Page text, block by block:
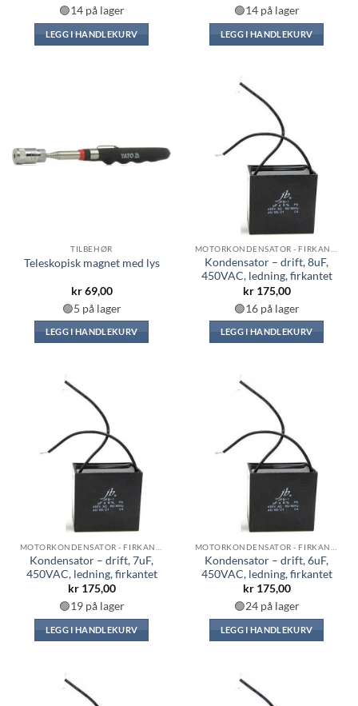
🟢14 på lager
LEGG I HANDLEKURV
🟢14 på lager
LEGG I HANDLEKURV
TILBEHØR
Teleskopisk magnet med lys
kr69,00
🟢5 på lager
LEGG I HANDLEKURV
MOTORKONDENSATOR - FIRKANTET
Kondensator – drift, 8uF,
450VAC, ledning, firkantet
kr175,00
🟢16 på lager
LEGG I HANDLEKURV
Kondensator – drift, 7uF,
450VAC, ledning, firkantet
kr175,00
🟢19 på lager
LEGG I HANDLEKURV
Kondensator – drift, 6uF,
450VAC, ledning, firkantet
kr175,00
🟢24 på lager
LEGG I HANDLEKURV